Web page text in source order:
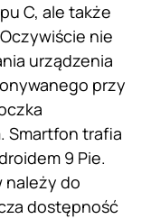
C, ale także
nie
urządzenia
przy
Smartfon trafia
9 Pie.
należy do
dostępność